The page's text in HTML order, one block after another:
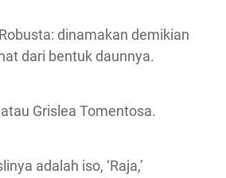
dinamakan demikian
dari bentuk daunnya.
Grislea Tomentosa.
adalah iso, ‘Raja,’